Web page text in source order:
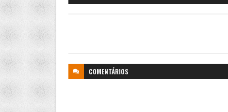
COMENTÁRIOS